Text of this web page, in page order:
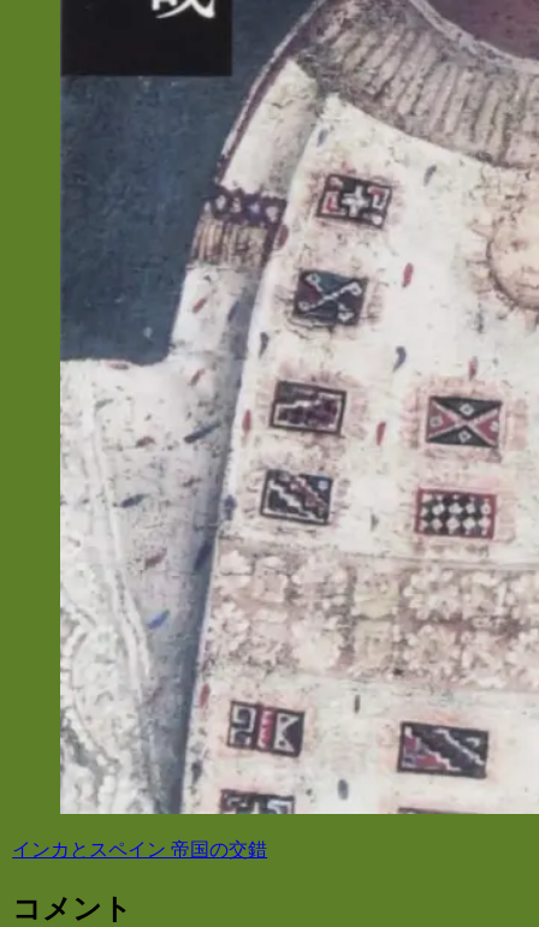
インカとスペイン 帝国の交錯
コメント